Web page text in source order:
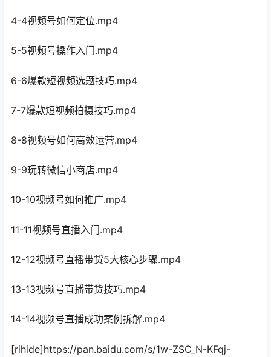
4-4视频号如何定位.mp4
5-5视频号操作入门.mp4
6-6爆款短视频选题技巧.mp4
7-7爆款短视频拍摄技巧.mp4
8-8视频号如何高效运营.mp4
9-9玩转微信小商店.mp4
10-10视频号如何推广.mp4
11-11视频号直播入门.mp4
12-12视频号直播带货5大核心步骤.mp4
13-13视频号直播带货技巧.mp4
14-14视频号直播成功案例拆解.mp4
[rihide]https://pan.baidu.com/s/1w-ZSC_N-KFqj-